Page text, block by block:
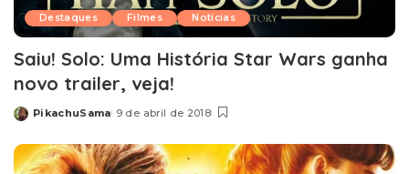
Destaques Filmes Notícias
Saiu! Solo: Uma História Star Wars ganha
novo trailer, veja!
Posted
PikachuSama 9 de abril de 2018